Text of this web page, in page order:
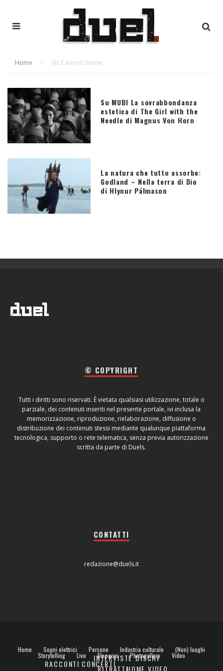
Home Vic Carmen Sonne
Su MUBI La sovrabbondanza
estetica di The Girl with the
Needle di Magnus Von Horn
La natura che tutto assorbe:
Godland – Nella terra di Dio
di Hlynur Pálmason
© COPYRIGHT
Tutti i diritti sono riservati. È vietata qualsiasi utilizzazione, totale o
parziale, dei contenuti inseriti nel presente portale, ivi inclusa la
memorizzazione, riproduzione, rielaborazione, diffusione o
distribuzione dei contenuti stessi mediante qualunque piattaforma
tecnologica, supporto o rete telematica, senza previa autorizzazione
scritta da parte di Duels.
CONTATTI
redazione@duels.it
Home Sogni elettrici Persone
INTERVISTE
Industria culturale
DISCHI
(Non) luoghi
Storytelling
RACCONTI
Live
CONCERTI
Dispacci Photogallery Video